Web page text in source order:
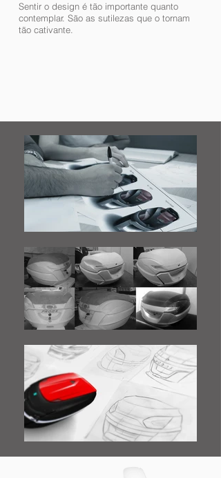
Sentir o design é tão importante quanto
contemplar. São as sutilezas que o tornam
tão cativante.